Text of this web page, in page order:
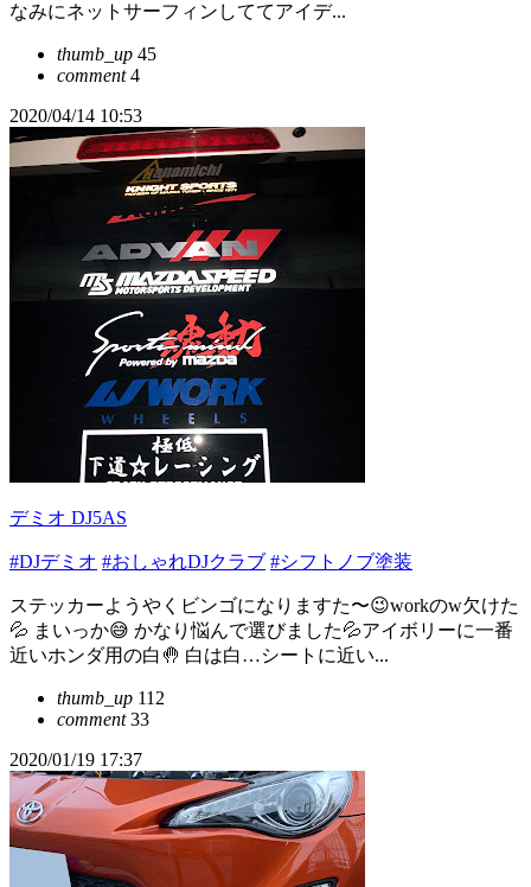
なみにネットサーフィンしててアイデ...
thumb_up 45
comment4
2020/04/14 10:53
デミオ DJ5AS
#DJデミオ #おしゃれDJクラブ #シフトノブ塗装
ステッカーようやくビンゴになりますた〜😉workのw欠けた
💦 まいっか😅 かなり悩んで選びました💦アイボリーに一番
近いホンダ用の白🤚 白は白…シートに近い...
thumb_up 112
comment33
2020/01/19 17:37